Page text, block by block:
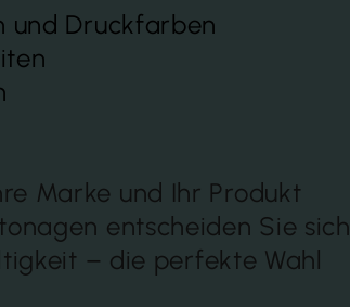
und Druckfarben
Marke und Ihr Produkt
entscheiden Sie sich
– die perfekte Wahl